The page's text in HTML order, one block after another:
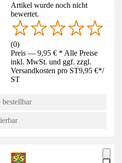
Artikel wurde noch nicht
bewertet.
(0)
Preis — 9,95 € * Alle Preise
inkl. MwSt. und ggf. zzgl.
Versandkosten pro ST9,95 €*/
ST